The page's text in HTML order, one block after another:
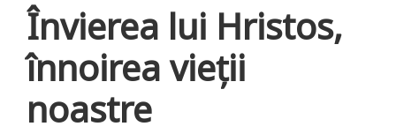
Învierea lui Hristos,
înnoirea vieţii
noastre